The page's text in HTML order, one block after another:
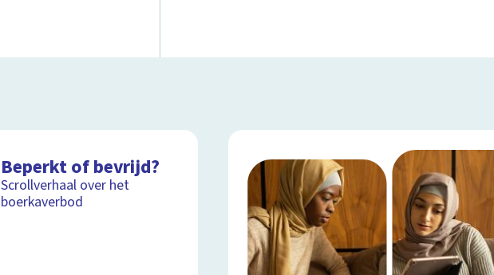
Beperkt of bevrijd?
Scrollverhaal over het
boerkaverbod